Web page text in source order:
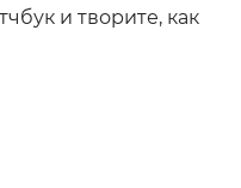
и творите, как